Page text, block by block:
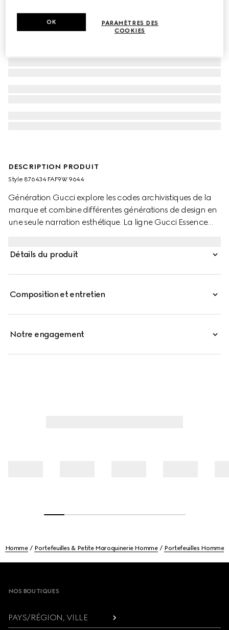
DESCRIPTION PRODUIT
Style ‎876434 FAF9W 9644
Génération Gucci explore les codes archivistiques de la
marque et combine différentes générations de design en
une seule narration esthétique. La ligne Gucci Essence
en toile GG enduite. Ce portefeuille zippé est fini avec un
Détails du produit
Composition et entretien
Notre engagement
Homme Portefeuilles & Petite Maroquinerie Homme Portefeuilles Homme
NOS BOUTIQUES
PAYS/RÉGION, VILLE
PARAMÈTRES DES
COOKIES
OK